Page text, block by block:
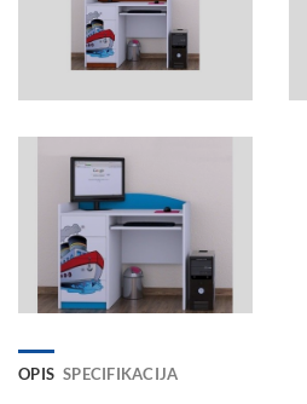
OPIS SPECIFIKACIJA